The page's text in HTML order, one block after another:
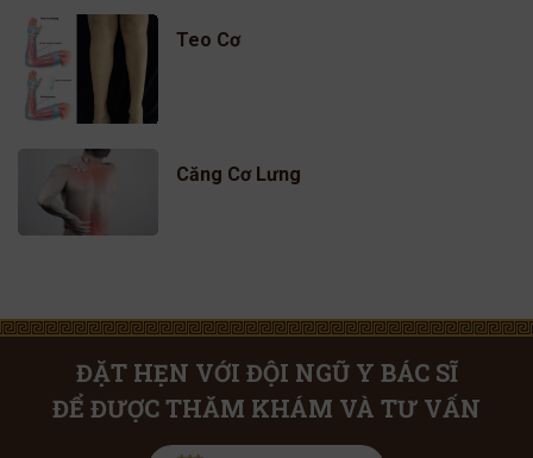
Teo Cơ
Căng Cơ Lưng
ĐẶT HẸN VỚI ĐỘI NGŨ Y BÁC SĨ
ĐỂ ĐƯỢC THĂM KHÁM VÀ TƯ VẤN